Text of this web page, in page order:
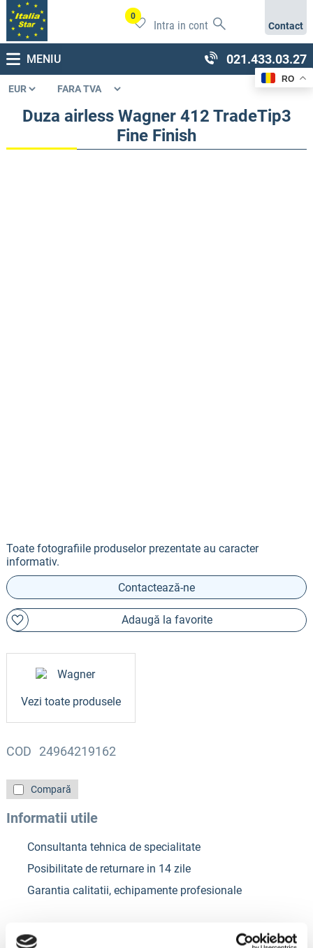
0
Intra in cont Contact
MENIU 021.433.03.27
Duza airless Wagner 412 TradeTip3
Fine Finish
Toate fotografiile produselor prezentate au caracter
informativ.
Compară
Informatii utile
Consultanta tehnica de specialitate
Posibilitate de returnare in 14 zile
Garantia calitatii, echipamente profesionale
COD 24964219162
Contactează-ne
Adaugă la favorite
Vezi toate produsele
RO